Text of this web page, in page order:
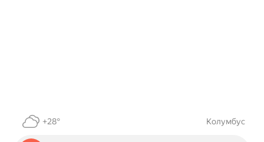
+28° Колумбус